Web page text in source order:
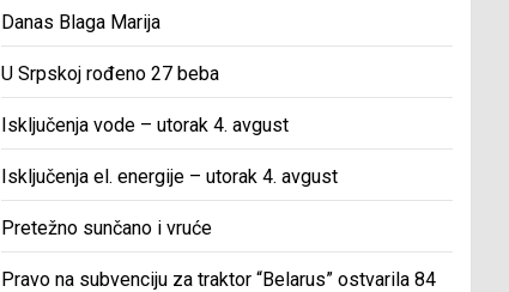
Danas Blaga Marija
U Srpskoj rođeno 27 beba
Isključenja vode – utorak 4. avgust
Isključenja el. energije – utorak 4. avgust
Pretežno sunčano i vruće
Pravo na subvenciju za traktor “Belarus” ostvarila 84